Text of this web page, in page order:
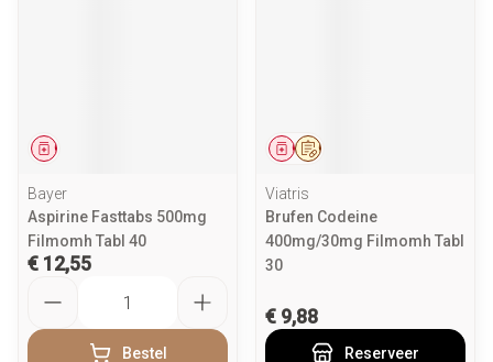
Geneesmiddel
Bayer
Aspirine Fasttabs 500mg
Filmomh Tabl 40
€ 12,55
Bestel
Op voorschrift
Geneesmiddel
Viatris
Brufen Codeine
400mg/30mg Filmomh Tabl
30
€ 9,88
Reserveer